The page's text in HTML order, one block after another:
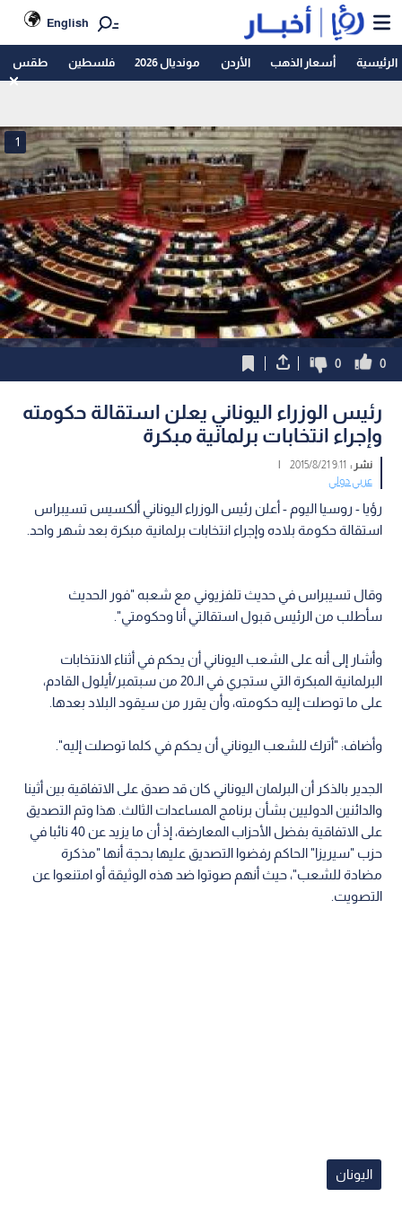
English
الرئيسية أسعار الذهب الأردن مونديال 2026 فلسطين طقس
1
0
0
رئيس الوزراء اليوناني يعلن استقالة حكومته
وإجراء انتخابات برلمانية مبكرة
نشر : 9:11 2015/8/21
|
عربي دولي
رؤيا - روسيا اليوم - أعلن رئيس الوزراء اليوناني ألكسيس تسيبراس
استقالة حكومة بلاده وإجراء انتخابات برلمانية مبكرة بعد شهر واحد.
وقال تسيبراس في حديث تلفزيوني مع شعبه "فور الحديث
سأطلب من الرئيس قبول استقالتي أنا وحكومتي".
وأشار إلى أنه على الشعب اليوناني أن يحكم في أثناء الانتخابات
البرلمانية المبكرة التي ستجري في الـ20 من سبتمبر/أيلول القادم،
على ما توصلت إليه حكومته، وأن يقرر من سيقود البلاد بعدها.
وأضاف: "أترك للشعب اليوناني أن يحكم في كلما توصلت إليه".
الجدير بالذكر أن البرلمان اليوناني كان قد صدق على الاتفاقية بين أثينا
والدائنين الدوليين بشأن برنامج المساعدات الثالث. هذا وتم التصديق
على الاتفاقية بفضل الأحزاب المعارضة، إذ أن ما يزيد عن 40 نائبا في
حزب "سيريزا" الحاكم رفضوا التصديق عليها بحجة أنها "مذكرة
مضادة للشعب"، حيث أنهم صوتوا ضد هذه الوثيقة أو امتنعوا عن
التصويت.
اليونان